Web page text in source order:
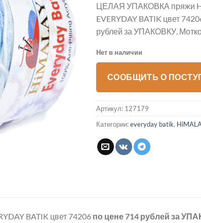
ЦЕЛАЯ УПАКОВКА пряжи
EVERYDAY BATIK цвет
рублей за УПАКОВКУ.
Нет в наличии
СООБЩИТЬ О
Артикул: 127179
Категории:everyday batik,
BATIK цвет 74206 по цене 714 рублей за